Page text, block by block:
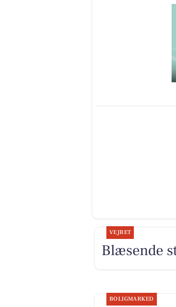
VEJRET
Blæsende
BOLIGMARKED